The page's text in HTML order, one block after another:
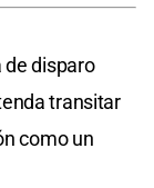
de disparo
transitar
como un